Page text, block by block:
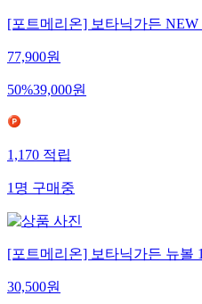
[포트메리온] 보타닉가든 NEW
77,900원
50%39,000원
1,170 적립
1 명 구매중
[포트메리온] 보타닉가든 뉴볼
30,500원